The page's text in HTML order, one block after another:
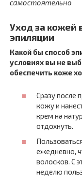
самостоятельно
Уход за кожей
эпиляции
Какой бы способ
условиях вы не
обеспечить коже
Сразу после
кожу и
крем на
отдохнуть.
ежедневно,
волосков. С
неделю